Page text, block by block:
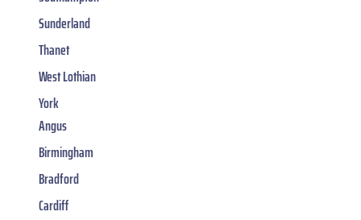
Sunderland
Thanet
West Lothian
York
Angus
Birmingham
Bradford
Cardiff